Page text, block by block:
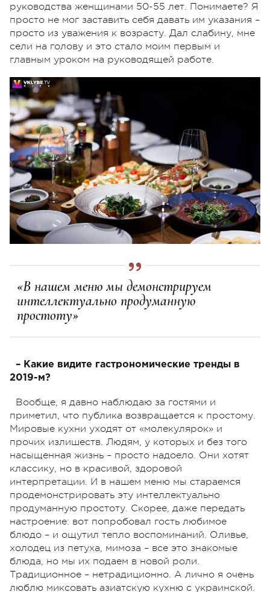
руководства женщинами 50-55 лет. Понимаете? Я
просто не мог заставить себя давать им указания –
просто из уважения к возрасту. Дал слабину, мне
сели на голову и это стало моим первым и
главным уроком на руководящей работе.
«В нашем меню мы демонстрируем
интеллектуально продуманную
простоту»
– Какие видите гастрономические тренды в
2019-м?
Вообще, я давно наблюдаю за гостями и
приметил, что публика возвращается к простому.
Мировые кухни уходят от «молекулярок» и
прочих излишеств. Людям, у которых и без того
насыщенная жизнь – просто надоело. Они хотят
классику, но в красивой, здоровой
интерпретации. И в нашем меню мы стараемся
продемонстрировать эту интеллектуально
продуманную простоту. Скорее, даже передать
настроение: вот попробовал гость любимое
блюдо – и ощутил тепло воспоминаний. Оливье,
холодец из петуха, мимоза – все это знакомые
блюда, но мы их подаем в новой роли.
Традиционное – нетрадиционно. А лично я очень
люблю миксовать азиатскую кухню с украинской.